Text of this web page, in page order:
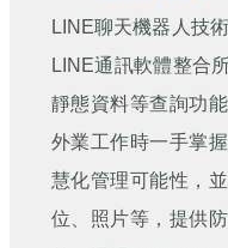
LINE聊天機器人技
LINE通訊軟體整合
靜態資料等查詢功
外業工作時一手掌
慧化管理可能性，
位、照片等，提供